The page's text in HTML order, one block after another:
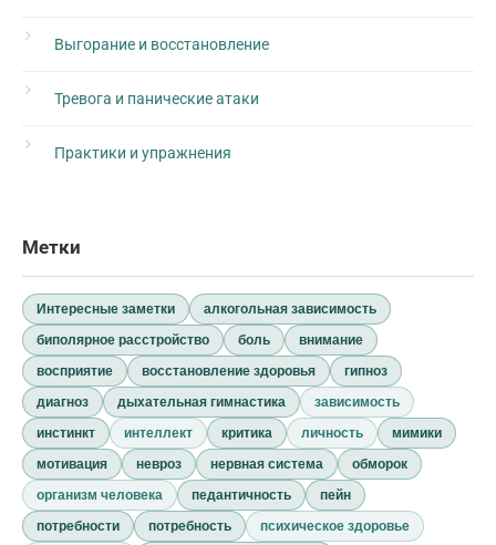
Выгорание и восстановление
Тревога и панические атаки
Практики и упражнения
Метки
Интересные заметки
алкогольная зависимость
биполярное расстройство
боль
внимание
восприятие
восстановление здоровья
гипноз
диагноз
дыхательная гимнастика
зависимость
инстинкт
интеллект критика личность
мимики
мотивация
невроз нервная система
обморок
организм человека
педантичность
пейн
потребности
потребность
психическое здоровье